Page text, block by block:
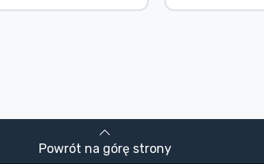
Powrót na górę strony